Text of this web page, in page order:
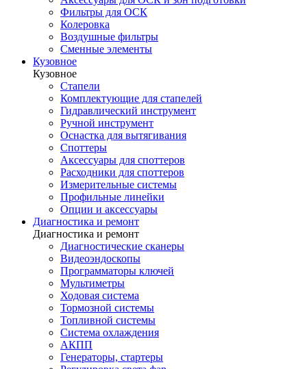
Фильтры для ОСК
Колеровка
Воздушные фильтры
Сменные элементы
Кузовное
Кузовное
Стапели
Комплектующие для стапелей
Гидравлический инструмент
Ручной инструмент
Оснастка для вытягивания
Споттеры
Аксессуары для споттеров
Расходники для споттеров
Измерительные системы
Профильные линейки
Опции и аксессуары
Диагностика и ремонт
Диагностика и ремонт
Диагностические сканеры
Видеоэндоскопы
Программаторы ключей
Мультиметры
Ходовая система
Тормозной системы
Топливной системы
Система охлаждения
АКПП
Генераторы, стартеры